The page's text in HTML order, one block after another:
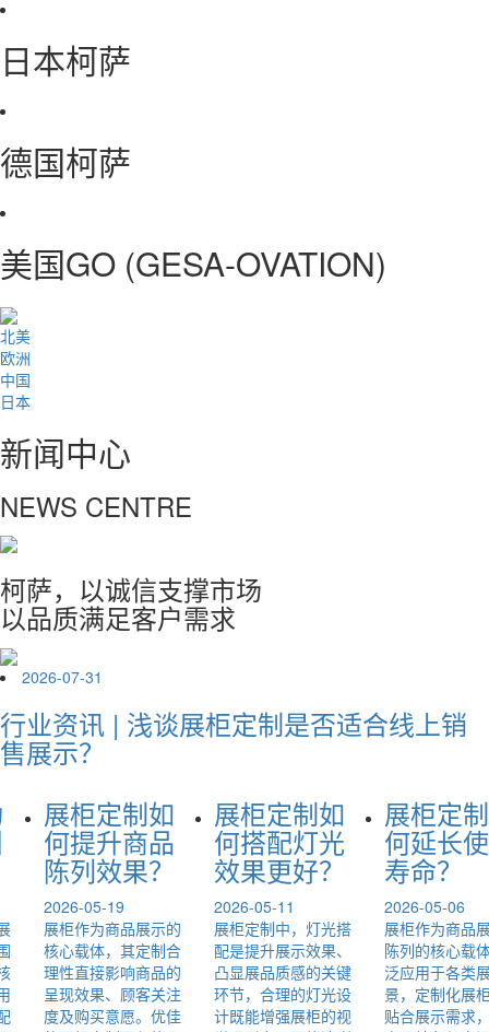
日本柯萨
德国柯萨
美国GO (GESA-OVATION)
北美
欧洲
中国
日本
新闻中心
NEWS CENTRE
柯萨，以诚信支撑市场
以品质满足客户需求
2026-07-31
行业资讯 | 浅谈展柜定制是否适合线上销
售展示？
展柜定制如
何提升商品
陈列效果？
2026-05-19
展柜作为商品展示的
核心载体，其定制合
理性直接影响商品的
呈现效果、顾客关注
度及购买意愿。优佳
展柜定制如
何搭配灯光
效果更好？
2026-05-11
展柜定制中，灯光搭
配是提升展示效果、
凸显展品质感的关键
环节，合理的灯光设
计既能增强展柜的视
展柜定
何延长
寿命？
2026-05-06
展柜作为商品
陈列的核心载
泛应用于各类
景，定制化展
贴合展示需求